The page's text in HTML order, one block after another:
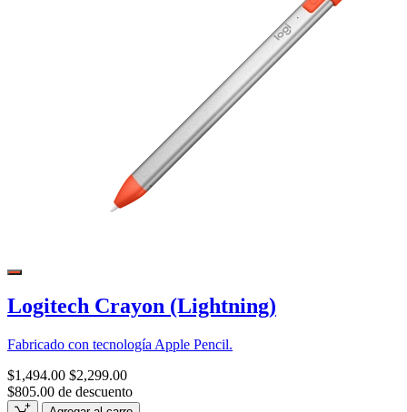
Logitech Crayon (Lightning)
Fabricado con tecnología Apple Pencil.
$1,494.00 $2,299.00
$805.00 de descuento